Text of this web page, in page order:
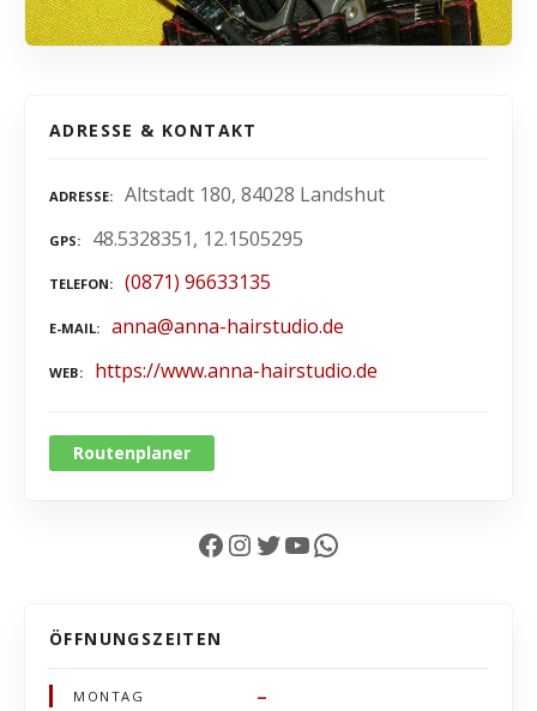
ADRESSE & KONTAKT
ADRESSE Altstadt 180, 84028 Landshut
GPS 48.5328351, 12.1505295
TELEFON (0871) 96633135
E-MAIL anna@anna-hairstudio.de
WEB https://www.anna-hairstudio.de
Routenplaner
Facebook InstagramTwitter YouTube WhatsApp
ÖFFNUNGSZEITEN
MONTAG –